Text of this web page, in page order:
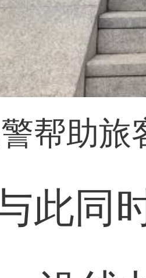
帮助旅
同时